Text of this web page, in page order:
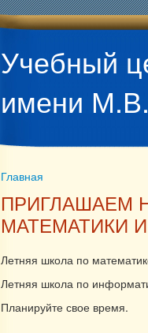
Учебный
имени
Вы здесь
Главная
ПРИГЛАШАЕМ
МАТЕМАТИКИ
Летняя школа по
Летняя школа по
Планируйте свое время.